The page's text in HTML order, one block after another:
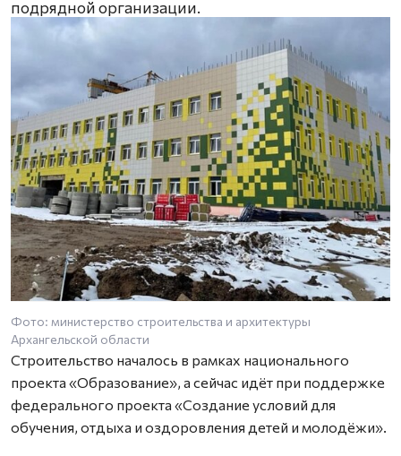
подрядной организации.
Фото: министерство строительства и архитектуры
Архангельской области
Строительство началось в рамках национального
проекта «Образование», а сейчас идёт при поддержке
федерального проекта «Создание условий для
обучения, отдыха и оздоровления детей и молодёжи».